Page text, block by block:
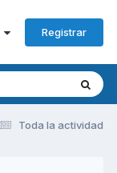
Registrar
Toda la actividad